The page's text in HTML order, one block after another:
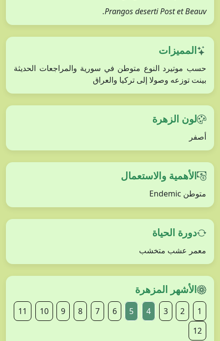
Prangos deserti Post et Beauv.
المميزات
حسب موتيرد النوع متوطن في سورية والمراجعات الحديثة
بينت توزعه وصولا إلى تركيا والعراق
لون الزهرة
أصفر
الأهمية والاستعمال
متوطن Endemic
دورة الحياة
معمر عشب متخشب
الأشهر المزهرة
1
2
3
4
5
6
7
8
9
10
11
12